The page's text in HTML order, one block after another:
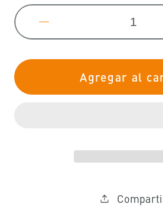
cantidad
para
Beam
Agregar al